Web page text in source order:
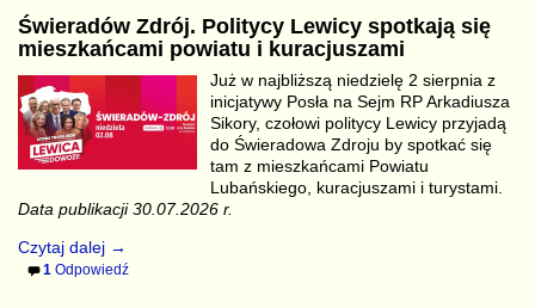
Świeradów Zdrój. Politycy Lewicy spotkają się
mieszkańcami powiatu i kuracjuszami
Już w najbliższą niedzielę 2 sierpnia z
inicjatywy Posła na Sejm RP Arkadiusza
Sikory, czołowi politycy Lewicy przyjadą
do Świeradowa Zdroju by spotkać się
tam z mieszkańcami Powiatu
Lubańskiego, kuracjuszami i turystami.
Data publikacji 30.07.2026 r.
Czytaj dalej →
1Odpowiedź